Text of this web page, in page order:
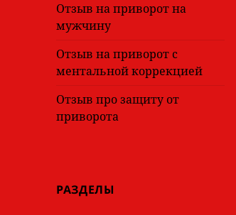
Отзыв на приворот на
мужчину
Отзыв на приворот с
ментальной коррекцией
Отзыв про защиту от
приворота
РАЗДЕЛЫ